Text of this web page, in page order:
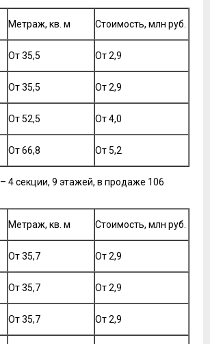
Метраж, кв. м Стоимость, млн руб.
От 35,5 От 2,9
От 35,5 От 2,9
От 52,5 От 4,0
От 66,8 От 5,2
– 4 секции, 9 этажей, в продаже 106
Метраж, кв. м Стоимость, млн руб.
От 35,7 От 2,9
От 35,7 От 2,9
От 35,7 От 2,9